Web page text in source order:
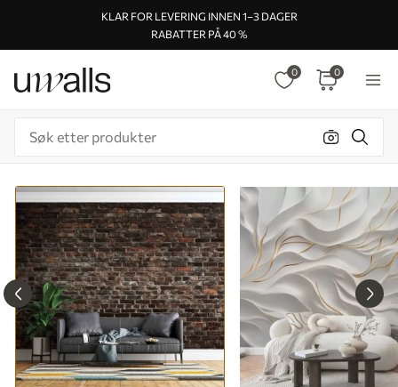
KLAR FOR LEVERING INNEN 1–3 DAGER
RABATTER PÅ 40 %
0 0